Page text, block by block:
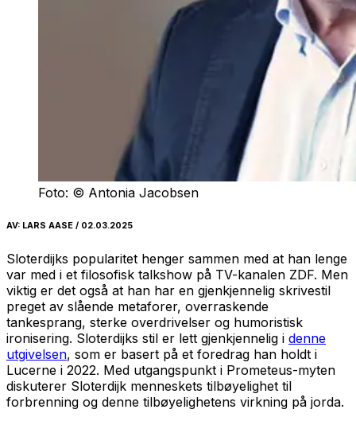
Foto: © Antonia Jacobsen
AV: LARS AASE / 02.03.2025
Sloterdijks popularitet henger sammen med at han lenge
var med i et filosofisk talkshow på TV-kanalen ZDF. Men
viktig er det også at han har en gjenkjennelig skrivestil
preget av slående metaforer, overraskende
tankesprang, sterke overdrivelser og humoristisk
ironisering. Sloterdijks stil er lett gjenkjennelig i denne
utgivelsen, som er basert på et foredrag han holdt i
Lucerne i 2022. Med utgangspunkt i Prometeus-myten
diskuterer Sloterdijk menneskets tilbøyelighet til
forbrenning og denne tilbøyelighetens virkning på jorda.